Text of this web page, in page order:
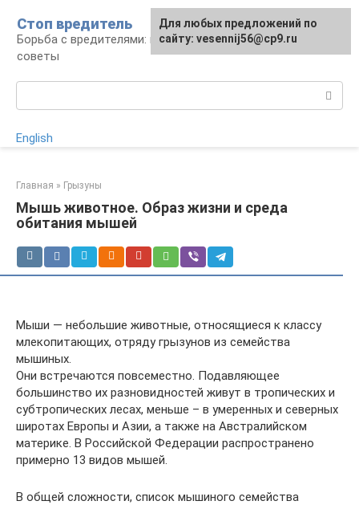
контенту
Стоп вредитель
Борьба с вредителями: правила, средства,
советы
English
Главная » Грызуны
Мышь животное. Образ жизни и среда
обитания мышей
Мыши — небольшие животные, относящиеся к классу
млекопитающих, отряду грызунов из семейства
мышиных.
Они встречаются повсеместно. Подавляющее
большинство их разновидностей живут в тропических и
субтропических лесах, меньше – в умеренных и северных
широтах Европы и Азии, а также на Австралийском
материке. В Российской Федерации распространено
примерно 13 видов мышей.
В общей сложности, список мышиного семейства
Для любых предложений по
сайту: vesennij56@cp9.ru